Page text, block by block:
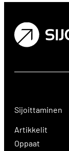
Sijoittaminen
Artikkelit
Oppaat